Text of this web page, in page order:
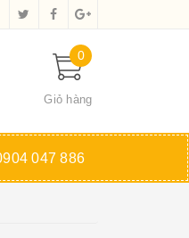
0
Giỏ hàng
047 886